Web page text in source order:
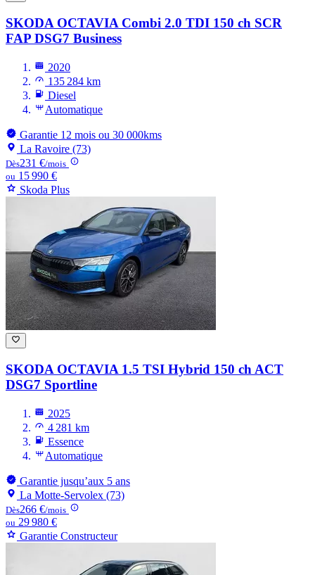
SKODA OCTAVIA Combi 2.0 TDI 150 ch SCR
FAP DSG7 Business
2020
135 284 km
Diesel
Automatique
Garantie 12 mois ou 30 000kms
La Ravoire (73)
Dès231 €/mois
ou 15 990 €
Skoda Plus
SKODA OCTAVIA 1.5 TSI Hybrid 150 ch ACT
DSG7 Sportline
2025
4 281 km
Essence
Automatique
Garantie jusqu’aux 5 ans
La Motte-Servolex (73)
Dès266 €/mois
ou 29 980 €
Garantie Constructeur